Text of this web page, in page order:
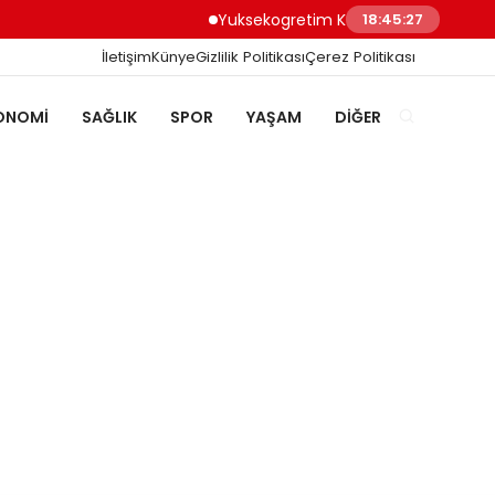
Yuksekogretim Kurumu Dijital Donusum
18:45:28
İletişimKünyeGizlilik PolitikasıÇerez Politikası
SAĞLIK SPOR YAŞAM DIĞER